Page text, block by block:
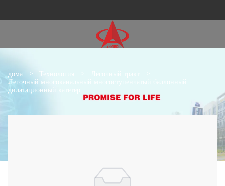
дома > Технология Легочный тракт
Легочный многоканальный многоступенчатый баллонный
дилатационный катетер